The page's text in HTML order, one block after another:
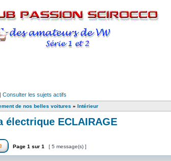
| Consulter les sujets actifs
de nos belles voitures » Intérieur
électrique ECLAIRAGE
Page 1 sur 1 [ 5 message(s) ]